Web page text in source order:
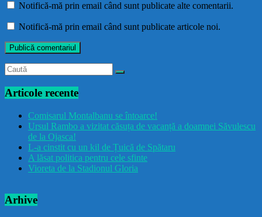
Notifică-mă prin email când sunt publicate alte comentarii.
Notifică-mă prin email când sunt publicate articole noi.
Articole recente
Comisarul Montalbanu se întoarce!
Ursul Rambo a vizitat căsuța de vacanță a doamnei Săvulescu
de la Ojasca!
L-a cinstit cu un kil de Țuică de Spătaru
A lăsat politica pentru cele sfinte
Vioreta de la Stadionul Gloria
Arhive